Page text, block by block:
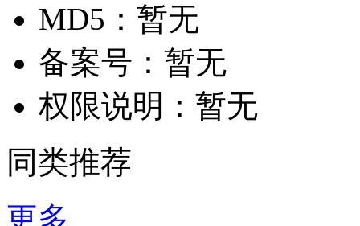
MD5： 暂无
备案号： 暂无
权限说明： 暂无
同类推荐
更多